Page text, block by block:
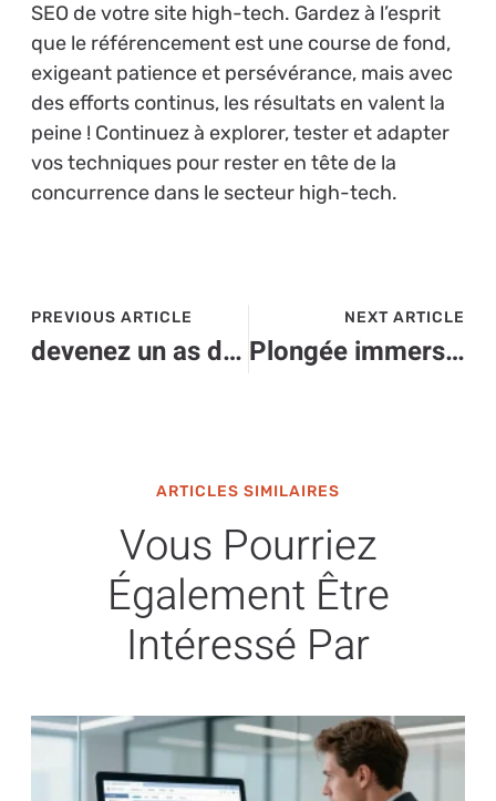
SEO de votre site high-tech. Gardez à l’esprit
que le référencement est une course de fond,
exigeant patience et persévérance, mais avec
des efforts continus, les résultats en valent la
peine ! Continuez à explorer, tester et adapter
vos techniques pour rester en tête de la
concurrence dans le secteur high-tech.
PREVIOUS ARTICLE
devenez un as du développement web : les secrets d’une compétence high-tech en vogue
NEXT ARTICLE
Plongée immersive : les innovations VR qui redéfinissent le futur high-tech
ARTICLES SIMILAIRES
Vous Pourriez
Également Être
Intéressé Par